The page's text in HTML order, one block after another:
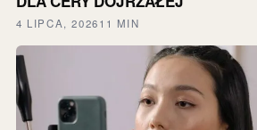
4 LIPCA, 202611 MIN